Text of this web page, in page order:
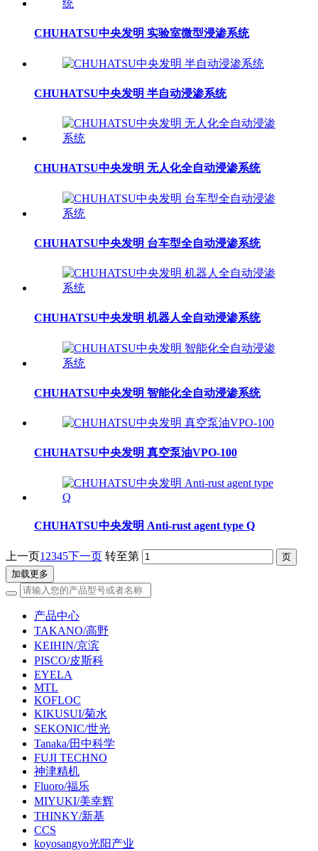
CHUHATSU中央发明 实验室微型浸渗系统
CHUHATSU中央发明 半自动浸渗系统
CHUHATSU中央发明 无人化全自动浸渗系统
CHUHATSU中央发明 台车型全自动浸渗系统
CHUHATSU中央发明 机器人全自动浸渗系统
CHUHATSU中央发明 智能化全自动浸渗系统
CHUHATSU中央发明 真空泵油VPO-100
CHUHATSU中央发明 Anti-rust agent type Q
上一页1 2345下一页 转至第
加载更多
产品中心
TAKANO/高野
KEIHIN/京滨
PISCO/皮斯科
EYELA
MTL
KOFLOC
KIKUSUI/菊水
SEKONIC/世光
Tanaka/田中科学
FUJI TECHNO
神津精机
Fluoro/福乐
MIYUKI/美幸辉
THINKY/新基
CCS
koyosangyo光阳产业